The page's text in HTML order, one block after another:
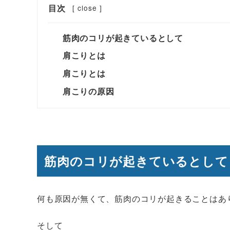
目次 [ close ]
筋肉のコリが起きているとして
肩こりとは
肩こりとは
肩こりの原因
筋肉のコリが起きているとして
何も原因が無くて、筋肉のコリが起きることはあ
そして